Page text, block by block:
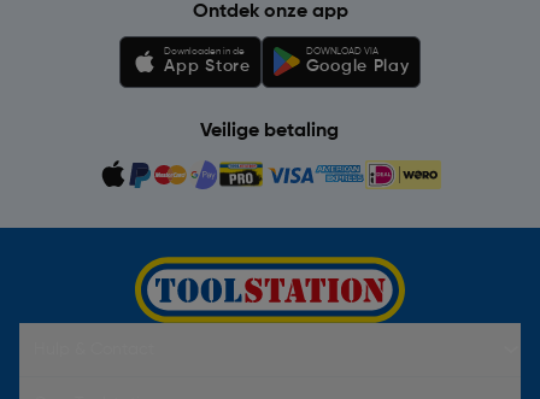
Ontdek onze app
Downloaden in de
App Store
DOWNLOAD VIA
Google Play
Veilige betaling